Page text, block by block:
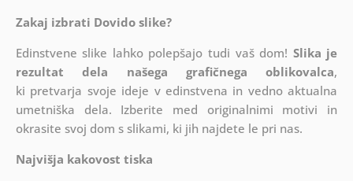
Zakaj izbrati Dovido slike?
Edinstvene slike lahko polepšajo tudi vaš dom! Slika je
rezultat dela našega grafičnega oblikovalca,
ki pretvarja svoje ideje v edinstvena in vedno aktualna
umetniška dela. Izberite med originalnimi motivi in
okrasite svoj dom s slikami, ki jih najdete le pri nas.
Najvišja kakovost tiska